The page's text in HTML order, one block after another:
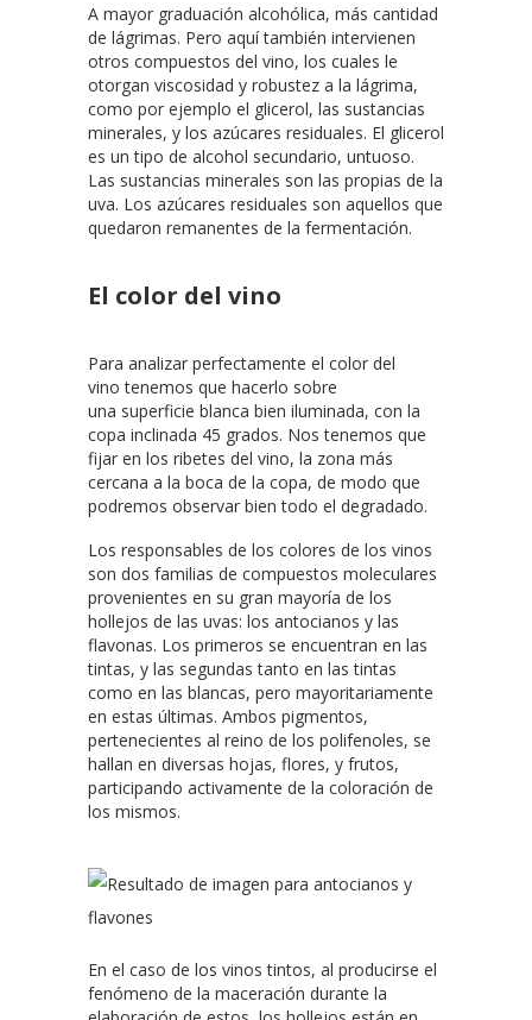
A mayor graduación alcohólica, más cantidad
de lágrimas. Pero aquí también intervienen
otros compuestos del vino, los cuales le
otorgan viscosidad y robustez a la lágrima,
como por ejemplo el glicerol, las sustancias
minerales, y los azúcares residuales. El glicerol
es un tipo de alcohol secundario, untuoso.
Las sustancias minerales son las propias de la
uva. Los azúcares residuales son aquellos que
quedaron remanentes de la fermentación.
El color del vino
Para analizar perfectamente el color del
vino tenemos que hacerlo sobre
una superficie blanca bien iluminada, con la
copa inclinada 45 grados. Nos tenemos que
fijar en los ribetes del vino, la zona más
cercana a la boca de la copa, de modo que
podremos observar bien todo el degradado.
Los responsables de los colores de los vinos
son dos familias de compuestos moleculares
provenientes en su gran mayoría de los
hollejos de las uvas: los antocianos y las
flavonas. Los primeros se encuentran en las
tintas, y las segundas tanto en las tintas
como en las blancas, pero mayoritariamente
en estas últimas. Ambos pigmentos,
pertenecientes al reino de los polifenoles, se
hallan en diversas hojas, flores, y frutos,
participando activamente de la coloración de
los mismos.
En el caso de los vinos tintos, al producirse el
fenómeno de la maceración durante la